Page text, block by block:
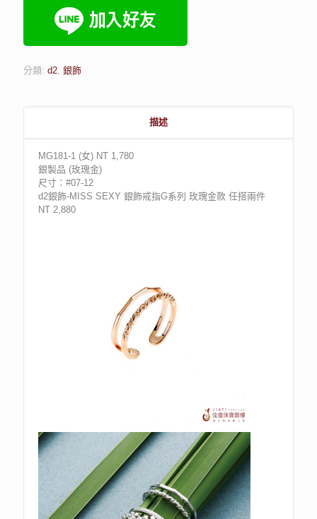
分類: d2, 銀飾
描述
MG181-1 (女) NT 1,780
銀製品 (玫瑰金)
尺寸：#07-12
d2銀飾-MISS SEXY 銀飾戒指G系列 玫瑰金款 任搭兩件
NT 2,880